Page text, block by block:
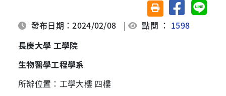
友善列印(另開視窗)
分享至臉書分享
發布日期：2024/02/08 | 點閱 ： 1598
長庚大學 工學院
生物醫學工程學系
所辦位置：工學大樓 四樓